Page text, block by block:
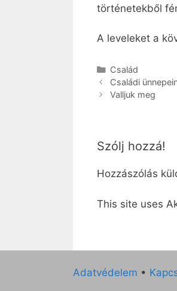
történetekből
A leveleket a
Kategória
Család
Családi
Valljuk meg
Szólj hozzá!
Hozzászólás
This site uses
Adatvédelem •